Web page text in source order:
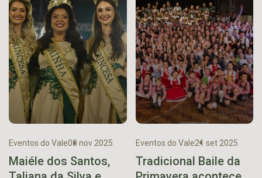
Eventos do Vale08 nov 2025
Maiéle dos Santos,
Eventos do Vale21 set 2025
Tradicional Baile da